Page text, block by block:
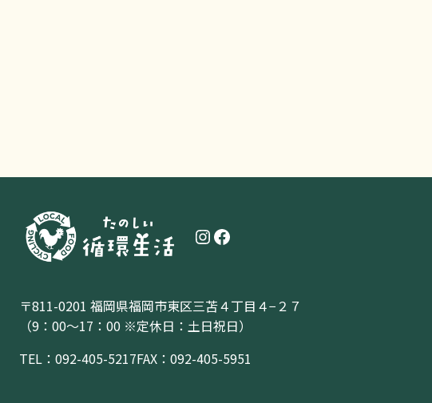
InstagramFacebook
〒811-0201 福岡県福岡市東区三苫４丁目４−２７
（9：00〜17：00 ※定休日：土日祝日）
TEL： 092-405-5217FAX：092-405-5951